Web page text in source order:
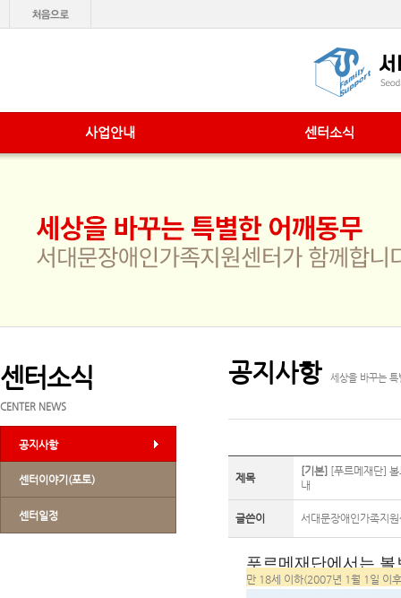
사업안내 센터소식
센터소식
CENTER NEWS
공지사항
센터이야기(포토)
센터일정
공지사항 세상을 바꾸는
제목
[기본] [푸르메재단]
내
글쓴이 서대문장애인가족지
푸르메재단에서는
만 18세 이하(2007년 1월 1 일 이